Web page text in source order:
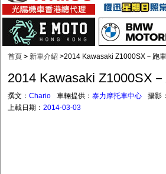
首頁 > 新車介紹 >2014 Kawasaki Z1000SX－跑
2014 Kawasaki Z1000SX
撰文： Chario 車輛提供： 泰力摩托車中心 攝影：
上載日期： 2014-03-03